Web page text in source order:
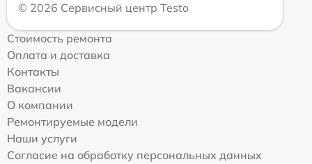
© 2026 Сервисный центр Testo
Стоимость ремонта
Оплата и доставка
Контакты
Вакансии
О компании
Ремонтируемые модели
Наши услуги
Согласие на обработку персональных данных